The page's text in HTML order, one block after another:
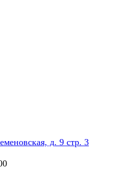
д. 9 стр. 3